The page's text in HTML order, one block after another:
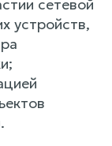
сетевой
устройств,